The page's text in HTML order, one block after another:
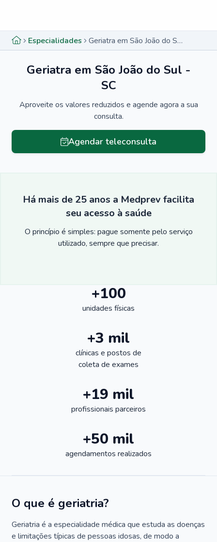
Especialidades Geriatra em São João do Sul - SC
Geriatra em São João do Sul -
SC
Aproveite os valores reduzidos e agende agora a sua
consulta.
Agendar teleconsulta
Há mais de 25 anos a Medprev facilita
seu acesso à saúde
O princípio é simples: pague somente pelo serviço
utilizado, sempre que precisar.
+100
unidades físicas
+3 mil
clínicas e postos de
coleta de exames
+19 mil
profissionais parceiros
+50 mil
agendamentos realizados
O que é geriatria?
Geriatria é a especialidade médica que estuda as doenças
e limitações típicas de pessoas idosas, de modo a